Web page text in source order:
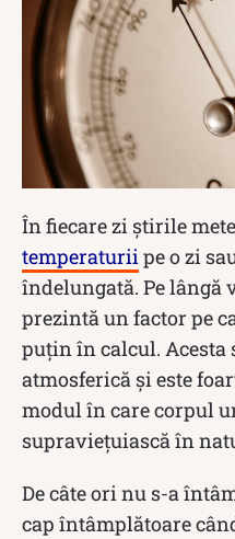
În fiecare zi știrile
temperaturiipe o zi
îndelungată. Pe lângă
prezintă un factor pe
puțin în calcul. Acesta
atmosferică și este
modul în care corpul
supraviețuiască în
De câte ori nu s-a
cap întâmplătoare